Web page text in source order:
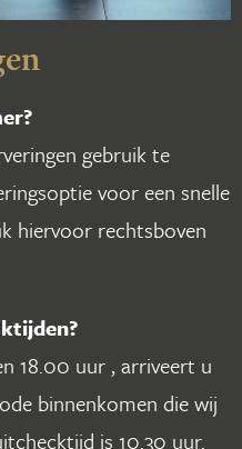
gebruik te
voor een snelle
hiervoor rechtsboven
18.00 uur , arriveert u
binnenkomen die wij
is 10.30 uur.